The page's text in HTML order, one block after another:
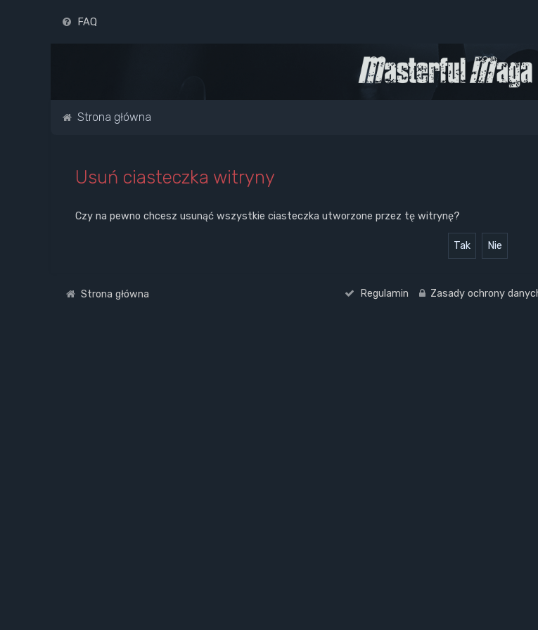
FAQ
Strona główna
Usuń ciasteczka witryny
Czy na pewno chcesz usunąć wszystkie ciasteczka utworzone przez tę witrynę?
Strona główna Zasady ochrony
Regulamin